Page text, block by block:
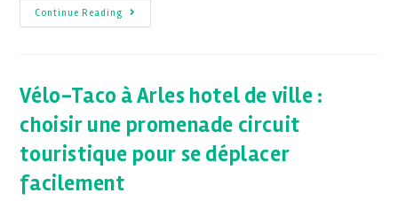
Continue Reading
Vélo-Taco à Arles hotel de ville :
choisir une promenade circuit
touristique pour se déplacer
facilement